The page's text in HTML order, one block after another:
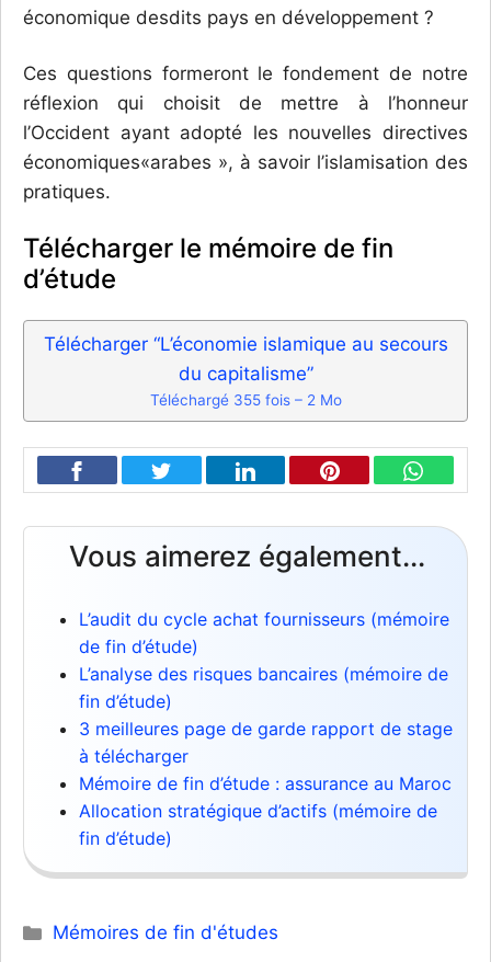
économique desdits pays en développement ?
Ces questions formeront le fondement de notre
réflexion qui choisit de mettre à l’honneur
l’Occident ayant adopté les nouvelles directives
économiques«arabes », à savoir l’islamisation des
pratiques.
Télécharger le mémoire de fin
d’étude
Télécharger “L’économie islamique au secours
du capitalisme”
Téléchargé 355 fois – 2 Mo
Vous aimerez également...
L’audit du cycle achat fournisseurs (mémoire
de fin d’étude)
L’analyse des risques bancaires (mémoire de
fin d’étude)
3 meilleures page de garde rapport de stage
à télécharger
Mémoire de fin d’étude : assurance au Maroc
Allocation stratégique d’actifs (mémoire de
fin d’étude)
Catégories
Mémoires de fin d'études